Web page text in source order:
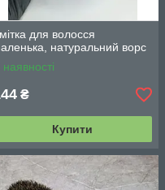
для волосся
натуральний ворс
наявності
₴
Купити